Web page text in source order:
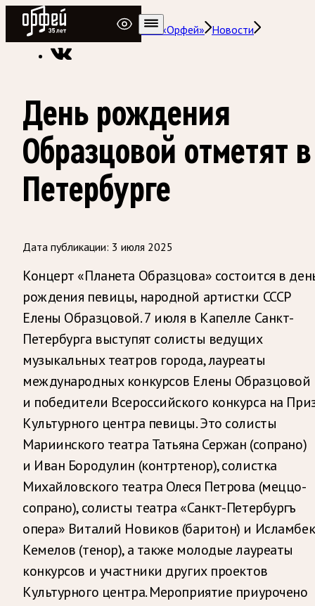
Радио Орфей
Радио классической музыки «Орфей» Новости
День рождения
Образцовой отметят в
Петербурге
Дата публикации: 3 июля 2025
Концерт «Планета Образцова» состоится в
рождения певицы, народной артистки СССР
Елены Образцовой. 7 июля в Капелле Санкт-
Петербурга выступят солисты ведущих
музыкальных театров города, лауреаты
международных конкурсов Елены Образцовой
и победители Всероссийского конкурса на
Культурного центра певицы. Это солисты
Мариинского театра Татьяна Сержан (сопрано)
и Иван Бородулин (контртенор), солистка
Михайловского театра Олеся Петрова (меццо-
сопрано), солисты театра «Санкт-Петербургъ
опера» Виталий Новиков (баритон) и Исламбек
Кемелов (тенор), а также молодые лауреаты
конкурсов и участники других проектов
Культурного центра. Мероприятие приурочено